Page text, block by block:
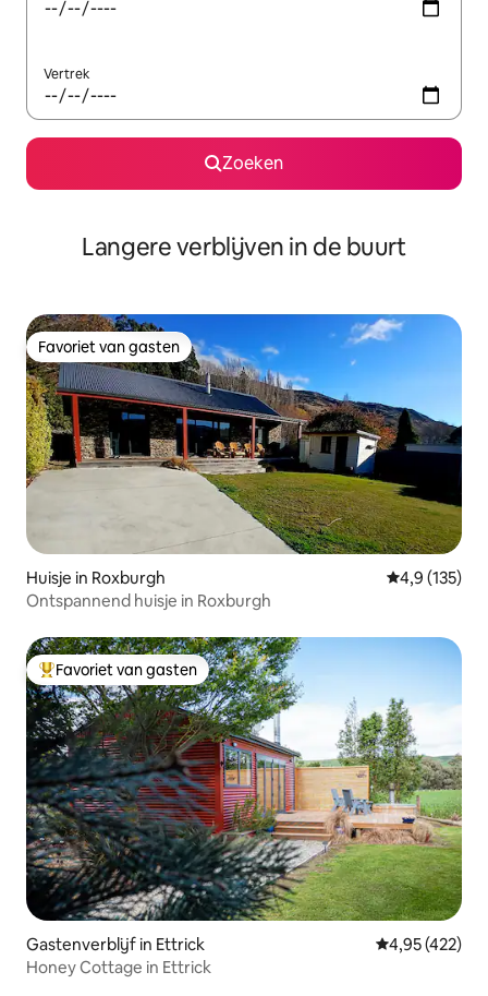
Vertrek
Zoeken
Langere verblijven in de buurt
Favoriet van gasten
Favoriet van gasten
Huisje in Roxburgh Gemiddelde
4,9 (135)
Ontspannend huisje in Roxburgh
Topfavoriet van gasten
Favoriet van gasten
Gastenverblijf in Ettrick Gemiddelde
4,95 (422)
Honey Cottage in Ettrick